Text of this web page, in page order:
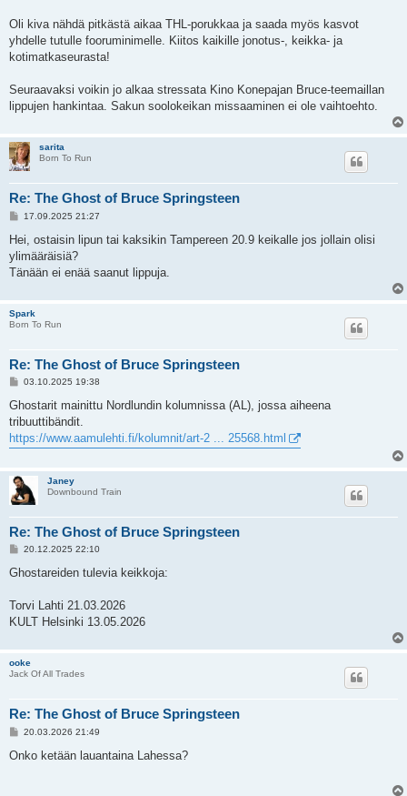
Oli kiva nähdä pitkästä aikaa THL-porukkaa ja saada myös kasvot
yhdelle tutulle fooruminimelle. Kiitos kaikille jonotus-, keikka- ja
kotimatkaseurasta!
Seuraavaksi voikin jo alkaa stressata Kino Konepajan Bruce-teemaillan
lippujen hankintaa. Sakun soolokeikan missaaminen ei ole vaihtoehto.
sarita
Born To Run
Re: The Ghost of Bruce Springsteen
V
e
t
i
17.09.2025 21:27
Hei, ostaisin lipun tai kaksikin Tampereen 20.9 keikalle jos jollain olisi
ylimääräisiä?
Tänään ei enää saanut lippuja.
Spark
Born To Run
Re: The Ghost of Bruce Springsteen
V
e
t
i
03.10.2025 19:38
Ghostarit mainittu Nordlundin kolumnissa (AL), jossa aiheena
tribuuttibändit.
https://www.aamulehti.fi/kolumnit/art-2 ... 25568.html
Janey
Downbound Train
Re: The Ghost of Bruce Springsteen
V
e
i
20.12.2025 22:10
Ghostareiden tulevia keikkoja:
Torvi Lahti 21.03.2026
KULT Helsinki 13.05.2026
ooke
Jack Of All Trades
Re: The Ghost of Bruce Springsteen
V
e
20.03.2026 21:49
Onko ketään lauantaina Lahessa?